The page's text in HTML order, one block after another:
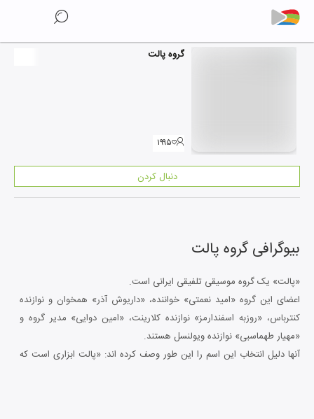
گروه پالت
۱۹۹۵
دنبال کردن
بیوگرافیگروه پالت
«پالت» یک گروه موسیقی تلفیقی ایرانی است.
اعضای این گروه «امید نعمتی» خواننده، «داریوش آذر» همخوان و نوازنده
کنترباس، «روزبه اسفندارمز» نوازنده کلارینت، «امین دوایی» مدیر گروه و
«مهیار طهماسبی» نوازنده ویولنسل هستند.
آنها دلیل انتخاب این اسم را این طور وصف کرده اند: «پالت ابزاری است که